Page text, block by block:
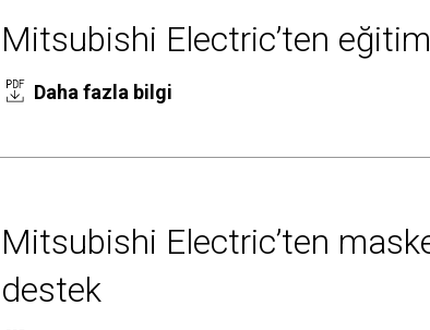
Mitsubishi Electric’ten
Daha fazla bilgi
Mitsubishi Electric’ten
destek